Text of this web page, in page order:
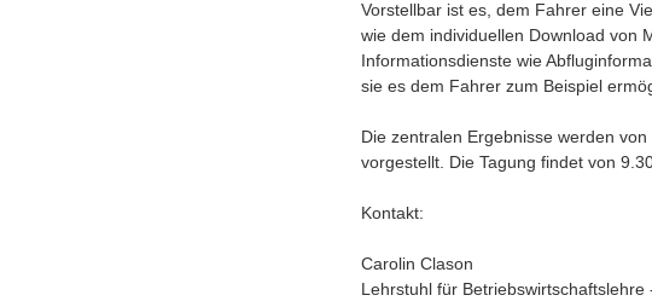
Vorstellbar ist es, dem Fahrer eine
wie dem individuellen Download von
Informationsdienste wie
sie es dem Fahrer zum Beispiel
Die zentralen Ergebnisse werden
vorgestellt. Die Tagung findet von
Kontakt:
Carolin Clason
Lehrstuhl für